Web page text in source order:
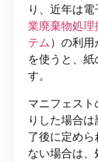
り、近年は
業廃棄物処
テム）の利
を使うと、
す。
マニフェス
りした場合
了後に定め
ない場合は